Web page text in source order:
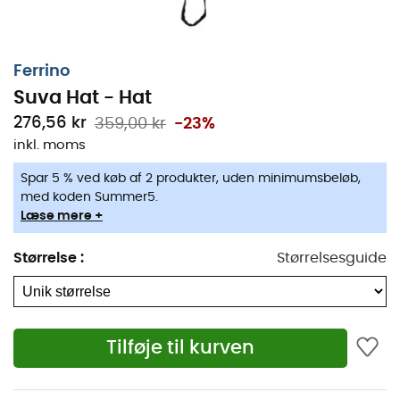
Ferrino
Suva Hat - Hat
276,56 kr 359,00 kr -23%
inkl. moms
Spar 5 % ved køb af 2 produkter, uden minimumsbeløb,
med koden Summer5.
Læse mere +
Størrelse : Størrelsesguide
Tilføje til kurven
Perfekt til at beskytte dig mod regn eller stærkt lys under
dine dage i naturen, tilbyder den vandtætte og
åndbareSuva Hat fra Ferrinokomfort og beskyttelse.
, denne hat fra Ferrino justeres nemt og passer til
alle hovedstørrelser takket være de to snore.
Polyesterstof med åndbar membran,
Forseglede sømme,